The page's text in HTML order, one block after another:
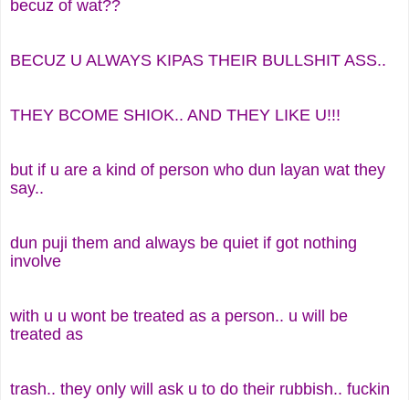
becuz of wat??
BECUZ U ALWAYS KIPAS THEIR BULLSHIT ASS..
THEY BCOME SHIOK.. AND THEY LIKE U!!!
but if u are a kind of person who dun layan wat they
say..
dun puji them and always be quiet if got nothing
involve
with u u wont be treated as a person.. u will be
treated as
trash.. they only will ask u to do their rubbish.. fuckin